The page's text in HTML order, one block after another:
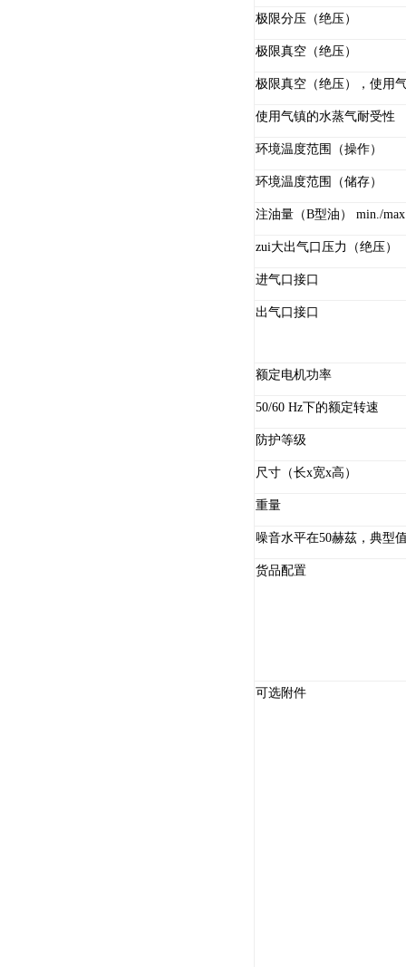
极限分压（绝压）
极限真空（绝压）
极限真空（绝压），使用
使用气镇的水蒸气耐受性
环境温度范围（操作）
环境温度范围（储存）
注油量（B型油） min./
zui大出气口压力（绝压）
进气口接口
出气口接口
额定电机功率
50/60 Hz下的额定转速
防护等级
尺寸（长x宽x高）
重量
噪音水平在50赫茲，典型
货品配置
可选附件